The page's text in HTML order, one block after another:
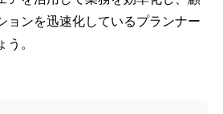
ョンを迅速化しているプラ​​ンナー
。